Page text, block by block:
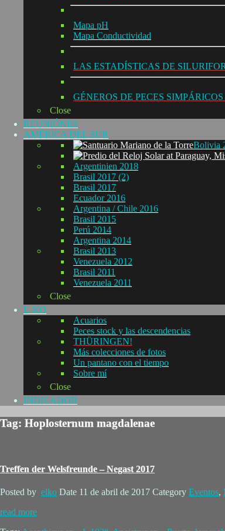
Mapa pH
Mapa Conductividad
LAS ESTADÍSTICAS DE
GÉNEROS DE PECES
Close
REUNIÓNES
AMÉRICA DEL SUR
Bolivia
Argentinien 2018
Brasil 2017 (2)
Brasil 2017
Ecuador 2016
Argentina / Chile 2016
Brasil 2015
Perú 2014
Argentina 2014
Brasil 2013
Venezuela 2012
Brasil 2011
Venezuela 2011
Close
L-KO
Acuarios
Peces stock y las descendencias
THÜRINGEN!
Más colecciones de fotos
Un pantano con el tiempo
Sobre mí
Close
INDICADOR
Tag: Hoplosternum magdalenae
Treffen der Welsfreunde – Negast 2017
Posted by elko Date 11 de abril de 2017 Category Eventos,
read more